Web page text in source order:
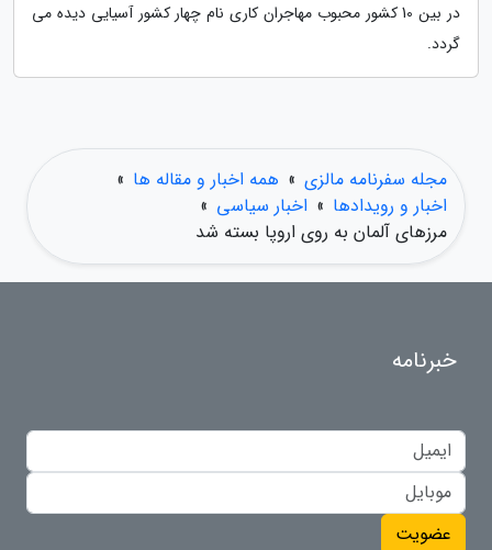
در بین 10 کشور محبوب مهاجران کاری نام چهار کشور آسیایی دیده می
گردد.
مجله سفرنامه مالزی » همه اخبار و مقاله ها »
اخبار و رویدادها » اخبار سیاسی »
مرزهای آلمان به روی اروپا بسته شد
خبرنامه
عضویت